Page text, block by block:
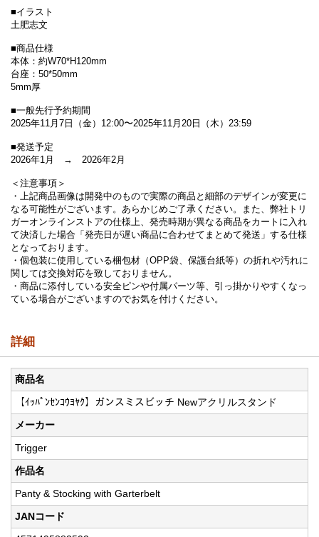
■イラスト
土肥志文
■商品仕様
本体：約W70*H120mm
台座：50*50mm
5mm厚
■一般先行予約期間
2025年11月7日（金）12:00〜2025年11月20日（木）23:59
■発送予定
2026年1月
→ 2026年2月
＜注意事項＞
・上記商品画像は開発中のもので実際の商品と細部のデザインが変更に
なる可能性がございます。あらかじめご了承ください。また、弊社トリ
ガーオンラインストアの仕様上、発売時期が異なる商品をカートに入れ
て決済した場合「発売日が遅い商品に合わせてまとめて発送」する仕様
となっております。
・個包装に使用している梱包材（OPP袋、保護台紙等）の折れや汚れに
関しては交換対応を致しておりません。
・商品に添付している安全ピンや付属パーツ等、引っ掛かりやすくなっ
ている場合がございますのでお気を付けください。
詳細
商品名
【ｲｯﾊﾟﾝｾﾝｺｳﾖﾔｸ】ガンスミスビッチ Newアクリルスタンド
メーカー
Trigger
作品名
Panty & Stocking with Garterbelt
JANコード